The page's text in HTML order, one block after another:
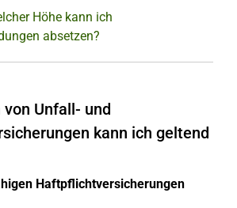
Höhe kann ich
absetzen?
Unfall- und
kann ich geltend
Haftpflichtversicherungen